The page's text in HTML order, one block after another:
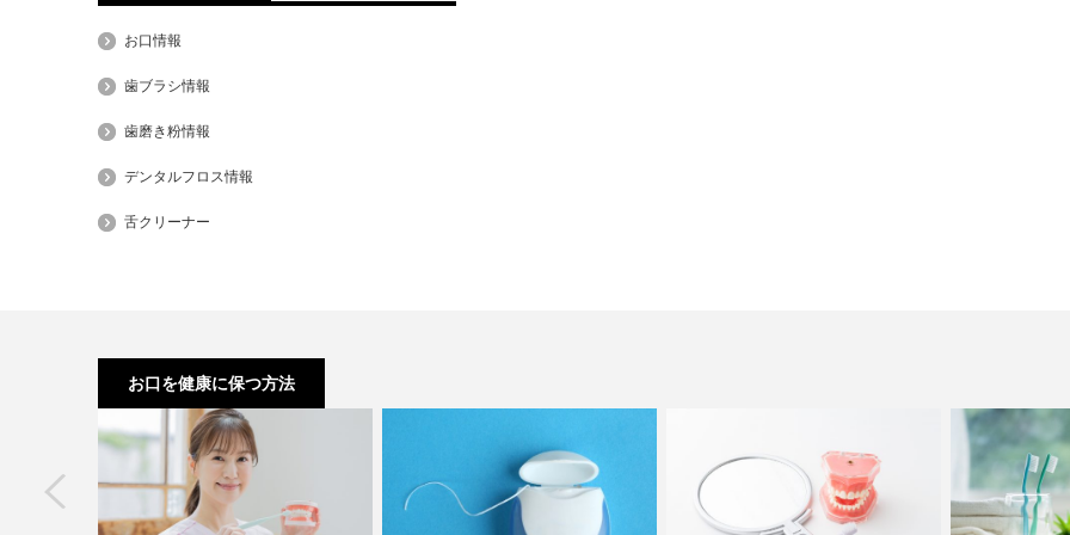
お口情報
歯ブラシ情報
歯磨き粉情報
デンタルフロス情報
舌クリーナー
お口を健康に保つ方法